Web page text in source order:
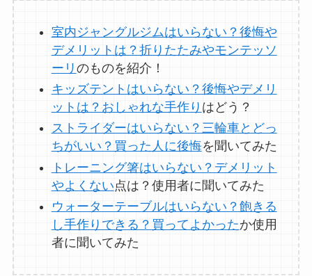
敷きパッドシーツは
敷きパッドだけで寝
るのはどう？代わり
はある？
おむつ用ゴミ箱はい
らない？みんなどう
してる？100均で代用
できるか調べてみた
室内ジャングルジムはいらない？後悔や
デメリットは？折りたたみやモンテッソ
ーリ のものを紹介！
キッズテントはいらない？後悔やデメリ
ットは？おしゃれな手作り はどう？
ストライダーはいらない？三輪車とどっ
ちがいい？買った人に後悔を聞いてみた
トレーニング箸はいらない？デメリット
やよくない点は？使用者に聞いてみた
ウォーターテーブルはいらない？飽きる
し手作りできる？買ってよかったか使用
者に聞いてみた